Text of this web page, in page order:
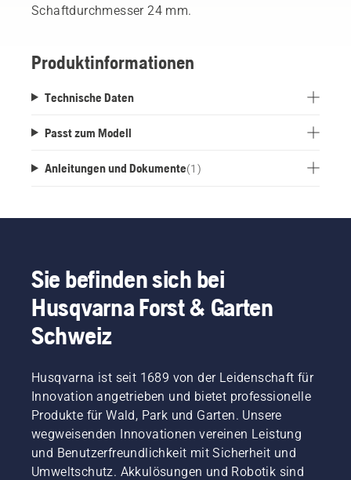
Schaftdurchmesser 24 mm.
Produktinformationen
Technische Daten
Passt zum Modell
Anleitungen und Dokumente(1 )
Sie befinden sich bei
Husqvarna Forst & Garten
Schweiz
Husqvarna ist seit 1689 von der Leidenschaft für
Innovation angetrieben und bietet professionelle
Produkte für Wald, Park und Garten. Unsere
wegweisenden Innovationen vereinen Leistung
und Benutzerfreundlichkeit mit Sicherheit und
Umweltschutz. Akkulösungen und Robotik sind